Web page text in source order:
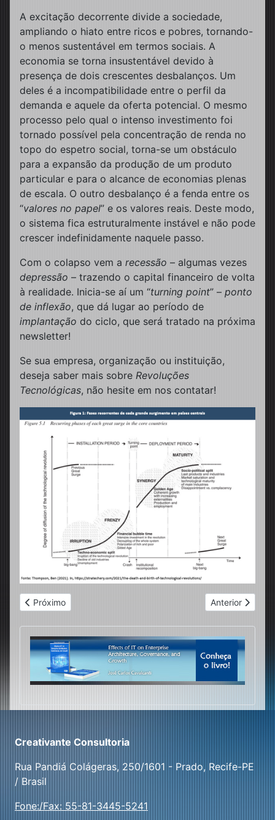
A excitação decorrente divide a sociedade,
ampliando o hiato entre ricos e pobres, tornando-
o menos sustentável em termos sociais. A
economia se torna insustentável devido à
presença de dois crescentes desbalanços. Um
deles é a incompatibilidade entre o perfil da
demanda e aquele da oferta potencial. O mesmo
processo pelo qual o intenso investimento foi
tornado possível pela concentração de renda no
topo do espetro social, torna-se um obstáculo
para a expansão da produção de um produto
particular e para o alcance de economias plenas
de escala. O outro desbalanço é a fenda entre os
“valores no papel” e os valores reais. Deste modo,
o sistema fica estruturalmente instável e não pode
crescer indefinidamente naquele passo.
Com o colapso vem a recessão – algumas vezes
depressão – trazendo o capital financeiro de volta
à realidade. Inicia-se aí um “turning point” – ponto
de inflexão, que dá lugar ao período de
implantação do ciclo, que será tratado na próxima
newsletter!
Se sua empresa, organização ou instituição,
deseja saber mais sobre Revoluções
Tecnológicas, não hesite em nos contatar!
Artigo anterior: A Visão de Desenvolvimento da Profa. Carlota
Próximo Próximo artigo:
Anterior
Creativante Consultoria
Rua Pandiá Colágeras, 250/1601 - Prado, Recife-PE
/ Brasil
Fone:/Fax: 55-81-3445-5241